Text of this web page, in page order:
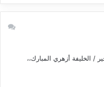
/ الخليفة أزهري المبارك،،